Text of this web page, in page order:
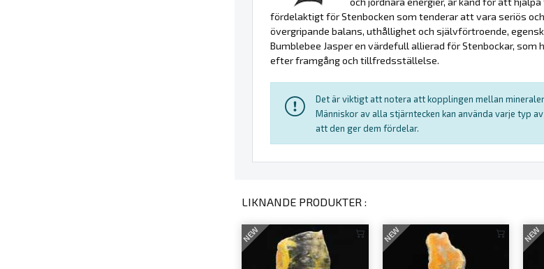
fördelaktigt för Stenbocken som tenderar att vara seriös
övergripande balans, uthållighet och självförtroende,
Bumblebee Jasper en värdefull allierad för Stenbockar,
efter framgång och tillfredsställelse.
Det är viktigt att notera att kopplingen mellan
Människor av alla stjärntecken kan använda varje typ
att den ger dem fördelar.
LIKNANDE PRODUKTER :
NEW NEW NEW